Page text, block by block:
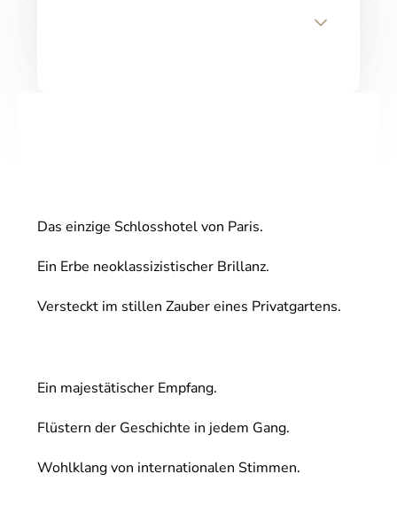
Das einzige Schlosshotel von Paris.
Ein Erbe neoklassizistischer Brillanz.
Versteckt im stillen Zauber eines Privatgartens.
Ein majestätischer Empfang.
Flüstern der Geschichte in jedem Gang.
Wohlklang von internationalen Stimmen.